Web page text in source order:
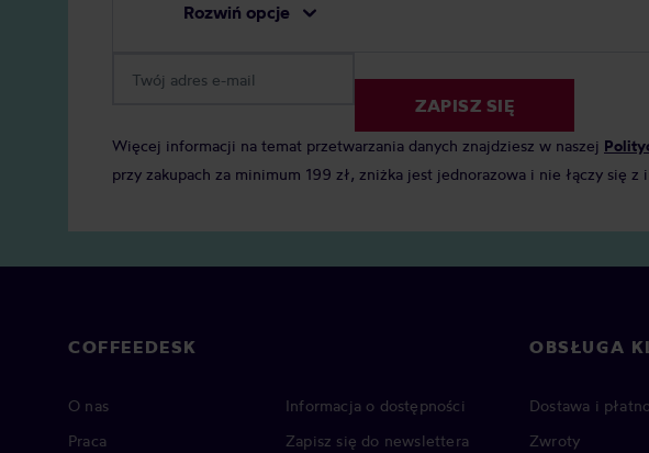
Rozwiń opcje
ZAPISZ SIĘ
Więcej informacji na temat przetwarzania danych znajdziesz w naszej
przy zakupach za minimum 199 zł, zniżka jest jednorazowa i nie łączy się z
COFFEEDESK
O nas
Praca
Informacja o dostępności
Zapisz się do newslettera
OBSŁUGA
Dostawa i
Zwroty